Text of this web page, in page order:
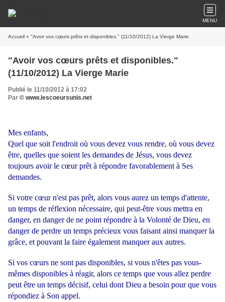
MENU
Accueil » "Avoir vos cœurs prêts et disponibles." (11/10/2012) La Vierge Marie
"Avoir vos cœurs prêts et disponibles."
(11/10/2012) La Vierge Marie
Publié le 11/10/2012 à 17:02
Par © www.lescoeursunis.net
Mes enfants,
Quel que soit l'endroit où vous devez vous rendre, où vous devez
être, quelles que soient les demandes de Jésus, vous devez
toujours avoir le cœur prêt à répondre favorablement à Ses
demandes.
Si votre cœur n'est pas prêt, alors vous aurez un temps d'attente,
un temps de réflexion nécessaire, qui peut-être vous mettra en
danger, en danger de ne point répondre à la Volonté de Dieu, en
danger de perdre un temps précieux vous faisant ainsi manquer la
grâce, et pouvant la faire également manquer aux autres.
Si vos cœurs ne sont pas disponibles, si vous n'êtes pas vous-
mêmes disponibles à réagir, alors ce temps que vous allez perdre
peut être un temps décisif, celui dont Dieu a besoin pour que vous
répondiez à Son appel.